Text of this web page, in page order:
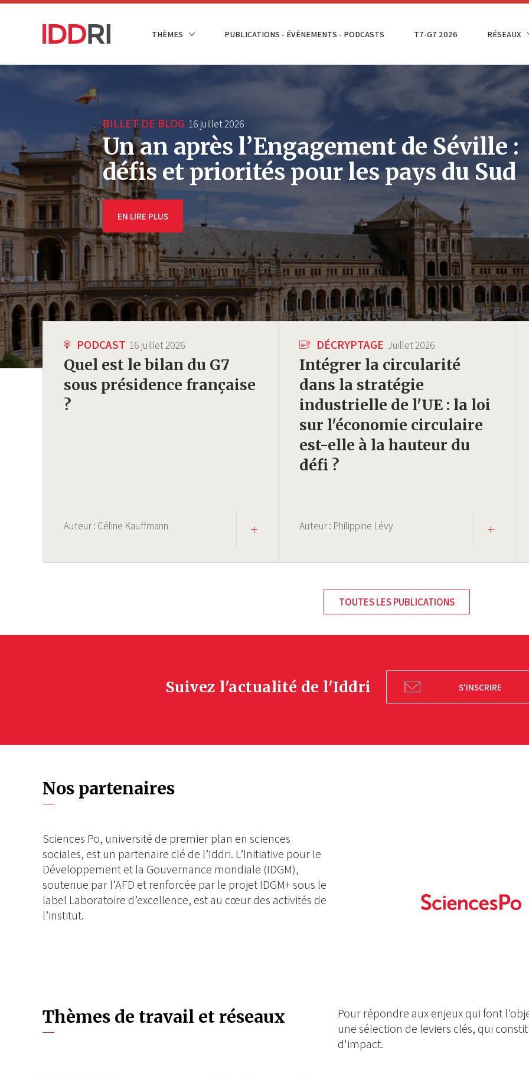
Aller
NAVIGATION
THÈMES PUBLICATIONS - ÉVÈNEMENTS - PODCASTS T7-G7 2026 RÉSEAUX
BILLET DE BLOG 16 juillet 2026
Un an après l’Engagement de Séville :
défis et priorités pour les pays du Sud
EN LIRE PLUS
PODCAST 16 juillet 2026
Quel est le bilan du G7
sous présidence française
?
Auteur : Céline Kauffmann
DÉCRYPTAGE Juillet 2026
Intégrer la circularité
dans la stratégie
industrielle de l'UE : la loi
sur l'économie circulaire
est-elle à la hauteur du
défi ?
Auteur : Philippine Lévy
TOUTES LES PUBLICATIONS
Suivez l'actualité de l'Iddri S'INSCRIRE
yt|Youtube
Nos partenaires
Sciences Po, université de premier plan en sciences
sociales, est un partenaire clé de l’Iddri. L’Initiative pour le
Développement et la Gouvernance mondiale (IDGM),
soutenue par l’AFD et renforcée par le projet IDGM+ sous le
label Laboratoire d’excellence, est au cœur des activités de
l’institut.
Thèmes de travail et réseaux
Pour répondre aux enjeux qui font
une sélection de leviers clés, qui
d'impact.